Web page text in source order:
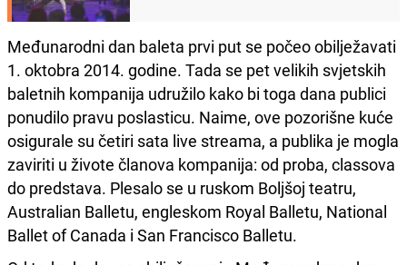
Međunarodni dan baleta prvi put se počeo obilježavati
1. oktobra 2014. godine. Tada se pet velikih svjetskih
baletnih kompanija udružilo kako bi toga dana publici
ponudilo pravu poslasticu. Naime, ove pozorišne kuće
osigurale su četiri sata live streama, a publika je mogla
zaviriti u živote članova kompanija: od proba, classova
do predstava. Plesalo se u ruskom Boljšoj teatru,
Australian Balletu, engleskom Royal Balletu, National
Ballet of Canada i San Francisco Balletu.